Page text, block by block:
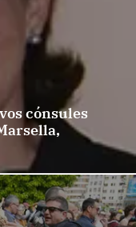
cónsules